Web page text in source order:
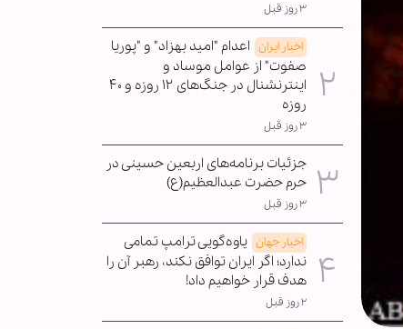
۳ روز قبل
اخبار ایران اعدام "امید بهزاد" و "پوریا
صفوت" از عوامل موساد و
اینترنشنال در جنگ‌های ۱۲ روزه و ۴۰
روزه
۳ روز قبل
جزئیات برنامه‌های اربعین حسینی در
حرم حضرت عبدالعظیم(ع)
۳ روز قبل
اخبار جهان یاوه‌گویی ترامپ تمامی
ندارد؛ اگر ایران توافق نکند، رهبر آن را
هدف قرار خواهیم داد!
۲ روز قبل